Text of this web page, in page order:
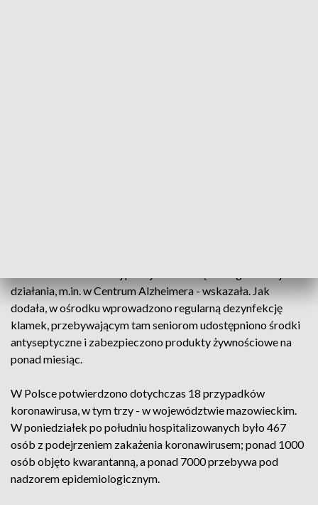
działania, m.in. w Centrum Alzheimera - wskazała. Jak
dodała, w ośrodku wprowadzono regularną dezynfekcję
klamek, przebywającym tam seniorom udostępniono środki
antyseptyczne i zabezpieczono produkty żywnościowe na
ponad miesiąc.
W Polsce potwierdzono dotychczas 18 przypadków
koronawirusa, w tym trzy - w województwie mazowieckim.
W poniedziałek po południu hospitalizowanych było 467
osób z podejrzeniem zakażenia koronawirusem; ponad 1000
osób objęto kwarantanną, a ponad 7000 przebywa pod
nadzorem epidemiologicznym.